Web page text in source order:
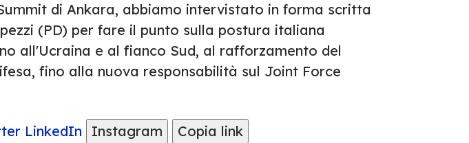
di Ankara, abbiamo intervistato in forma scritta
(PD) per fare il punto sulla postura italiana
all'Ucraina e al fianco Sud, al rafforzamento del
fino alla nuova responsabilità sul Joint Force
LinkedIn Instagram Copia link